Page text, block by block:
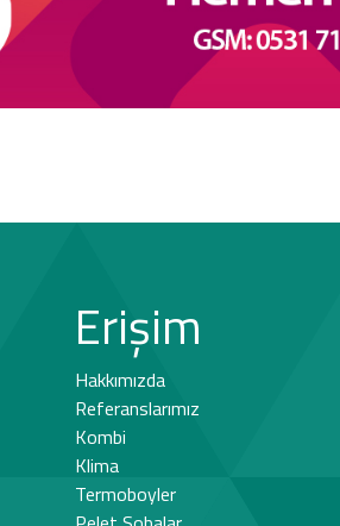
Erişim
Hakkımızda
Referanslarımız
Kombi
Klima
Termoboyler